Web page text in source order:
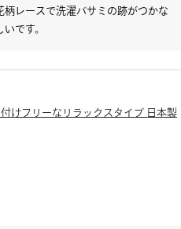
レースで洗濯バサミの跡がつかな
です。
けフリーなリラックスタイプ 日本製